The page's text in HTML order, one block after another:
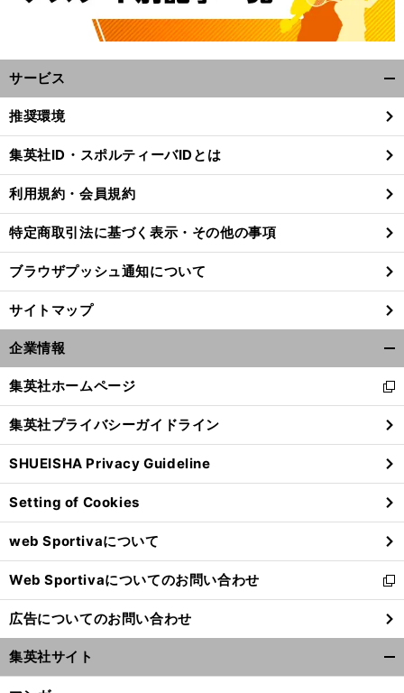
サービス
閉
る
推奨環境
集英社ID・スポルティーバIDとは
利用規約・会員規約
特定商取引法に基づく表示・その他の事項
ブラウザプッシュ通知について
サイトマップ
企業情報
閉
る
集英社ホームページ
新
し
い
ウ
ィ
ン
ド
ウ
で
開
く
集英社プライバシーガイドライン
SHUEISHA Privacy Guideline
Setting of Cookies
web Sportivaについて
Web Sportivaについてのお問い合わせ
新
し
い
ウ
ィ
ン
広告についてのお問い合わせ
集英社サイト